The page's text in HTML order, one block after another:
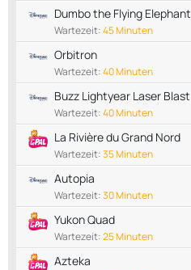
Dumbo the Flying Elephant
Wartezeit:45 Minuten
Orbitron
Wartezeit:40 Minuten
Buzz Lightyear Laser Blast
Wartezeit:40 Minuten
La Rivière du Grand Nord
Wartezeit:35 Minuten
Autopia
Wartezeit:30 Minuten
Yukon Quad
Wartezeit:25 Minuten
Azteka